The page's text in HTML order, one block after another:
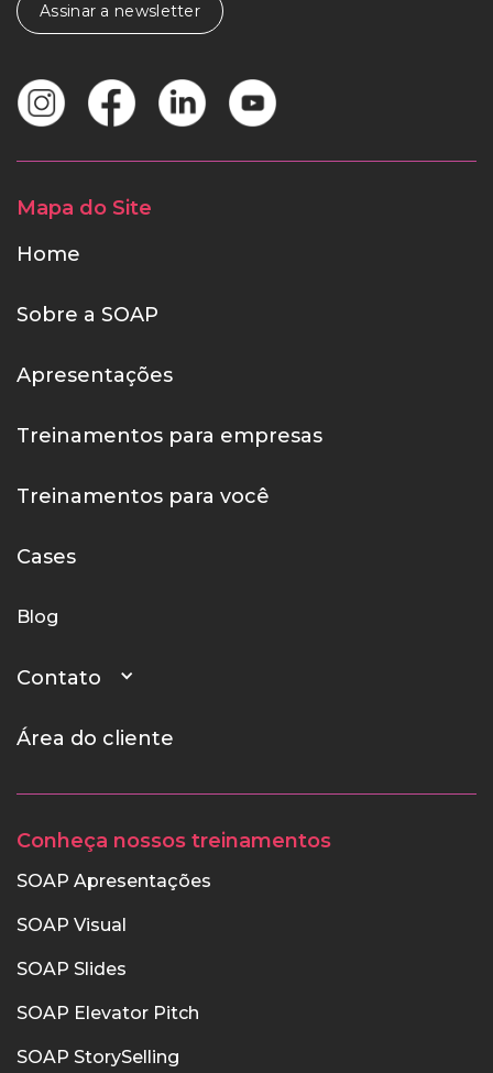
Assinar a newsletter
Mapa do Site
Home
Sobre a SOAP
Apresentações
Treinamentos para empresas
Treinamentos para você
Cases
Blog
Contato
Área do cliente
Conheça nossos treinamentos
SOAP Apresentações
SOAP Visual
SOAP Slides
SOAP Elevator Pitch
SOAP StorySelling